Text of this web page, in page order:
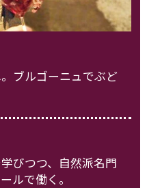
ブルゴーニュでぶど
びつつ、自然派名門
ルで働く。